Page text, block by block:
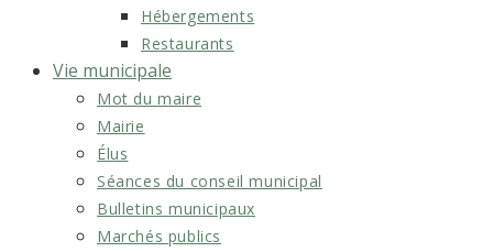
Hébergements
Restaurants
Vie municipale
Mot du maire
Mairie
Élus
Séances du conseil municipal
Bulletins municipaux
Marchés publics